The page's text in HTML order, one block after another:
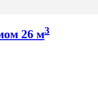
26 м3